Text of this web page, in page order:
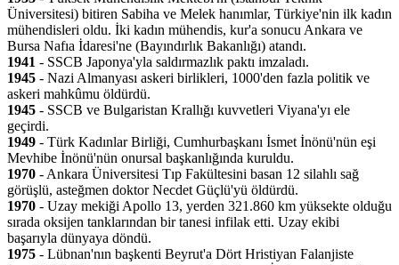
Üniversitesi) bitiren Sabiha ve Melek hanımlar, Türkiye'nin ilk kadın
mühendisleri oldu. İki kadın mühendis, kur'a sonucu Ankara ve
Bursa Nafıa İdaresi'ne (Bayındırlık Bakanlığı) atandı.
1941 - SSCB Japonya'yla saldırmazlık paktı imzaladı.
1945 - Nazi Almanyası askeri birlikleri, 1000'den fazla politik ve
askeri mahkûmu öldürdü.
1945 - SSCB ve Bulgaristan Krallığı kuvvetleri Viyana'yı ele
geçirdi.
1949 - Türk Kadınlar Birliği, Cumhurbaşkanı İsmet İnönü'nün eşi
Mevhibe İnönü'nün onursal başkanlığında kuruldu.
1970 - Ankara Üniversitesi Tıp Fakültesini basan 12 silahlı sağ
görüşlü, asteğmen doktor Necdet Güçlü'yü öldürdü.
1970 - Uzay mekiği Apollo 13, yerden 321.860 km yüksekte olduğu
sırada oksijen tanklarından bir tanesi infilak etti. Uzay ekibi
başarıyla dünyaya döndü.
1975 - Lübnan'nın başkenti Beyrut'a Dört Hristiyan Falanjiste